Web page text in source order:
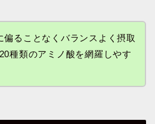
偏ることなくバランスよく摂取
種類のアミノ酸を網羅しやす